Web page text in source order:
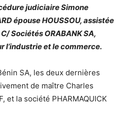
judiciaire Simone
épouse HOUSSOU, assistée
Sociétés ORABANK SA,
l’industrie et le commerce.
SA, les deux dernières
de maître Charles
et la société PHARMAQUICK